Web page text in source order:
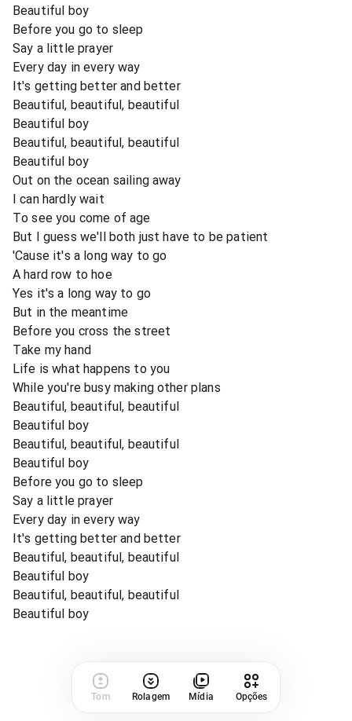
Beautiful boy
Before you go to sleep
Say a little prayer
Every day in every way
It's getting better and better
Beautiful, beautiful, beautiful
Beautiful boy
Beautiful, beautiful, beautiful
Beautiful boy
Out on the ocean sailing away
I can hardly wait
To see you come of age
But I guess we'll both just have to be patient
'Cause it's a long way to go
A hard row to hoe
Yes it's a long way to go
But in the meantime
Before you cross the street
Take my hand
Life is what happens to you
While you're busy making other plans
Beautiful, beautiful, beautiful
Beautiful boy
Beautiful, beautiful, beautiful
Beautiful boy
Before you go to sleep
Say a little prayer
Every day in every way
It's getting better and better
Beautiful, beautiful, beautiful
Beautiful boy
Beautiful, beautiful, beautiful
Beautiful boy
Tom Rolagem Mídia Opções